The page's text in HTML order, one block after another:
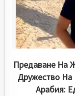
Предаване На
Дружество На
Арабия: